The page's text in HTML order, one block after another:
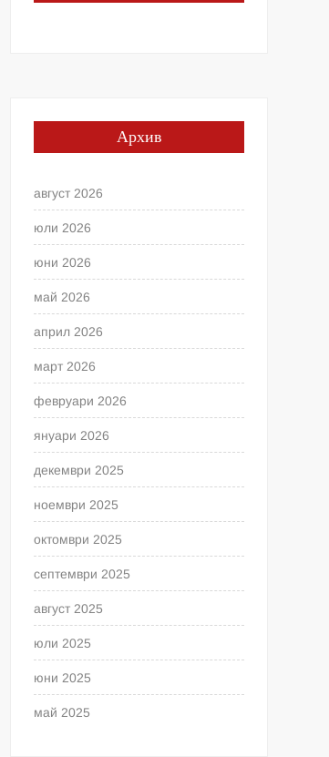
Архив
август 2026
юли 2026
юни 2026
май 2026
април 2026
март 2026
февруари 2026
януари 2026
декември 2025
ноември 2025
октомври 2025
септември 2025
август 2025
юли 2025
юни 2025
май 2025